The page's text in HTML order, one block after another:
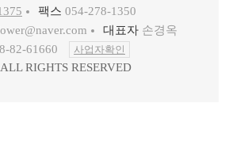
팩스 054-278-1350
대표자 손경옥
82-61660 사업자확인
RIGHTS RESERVED